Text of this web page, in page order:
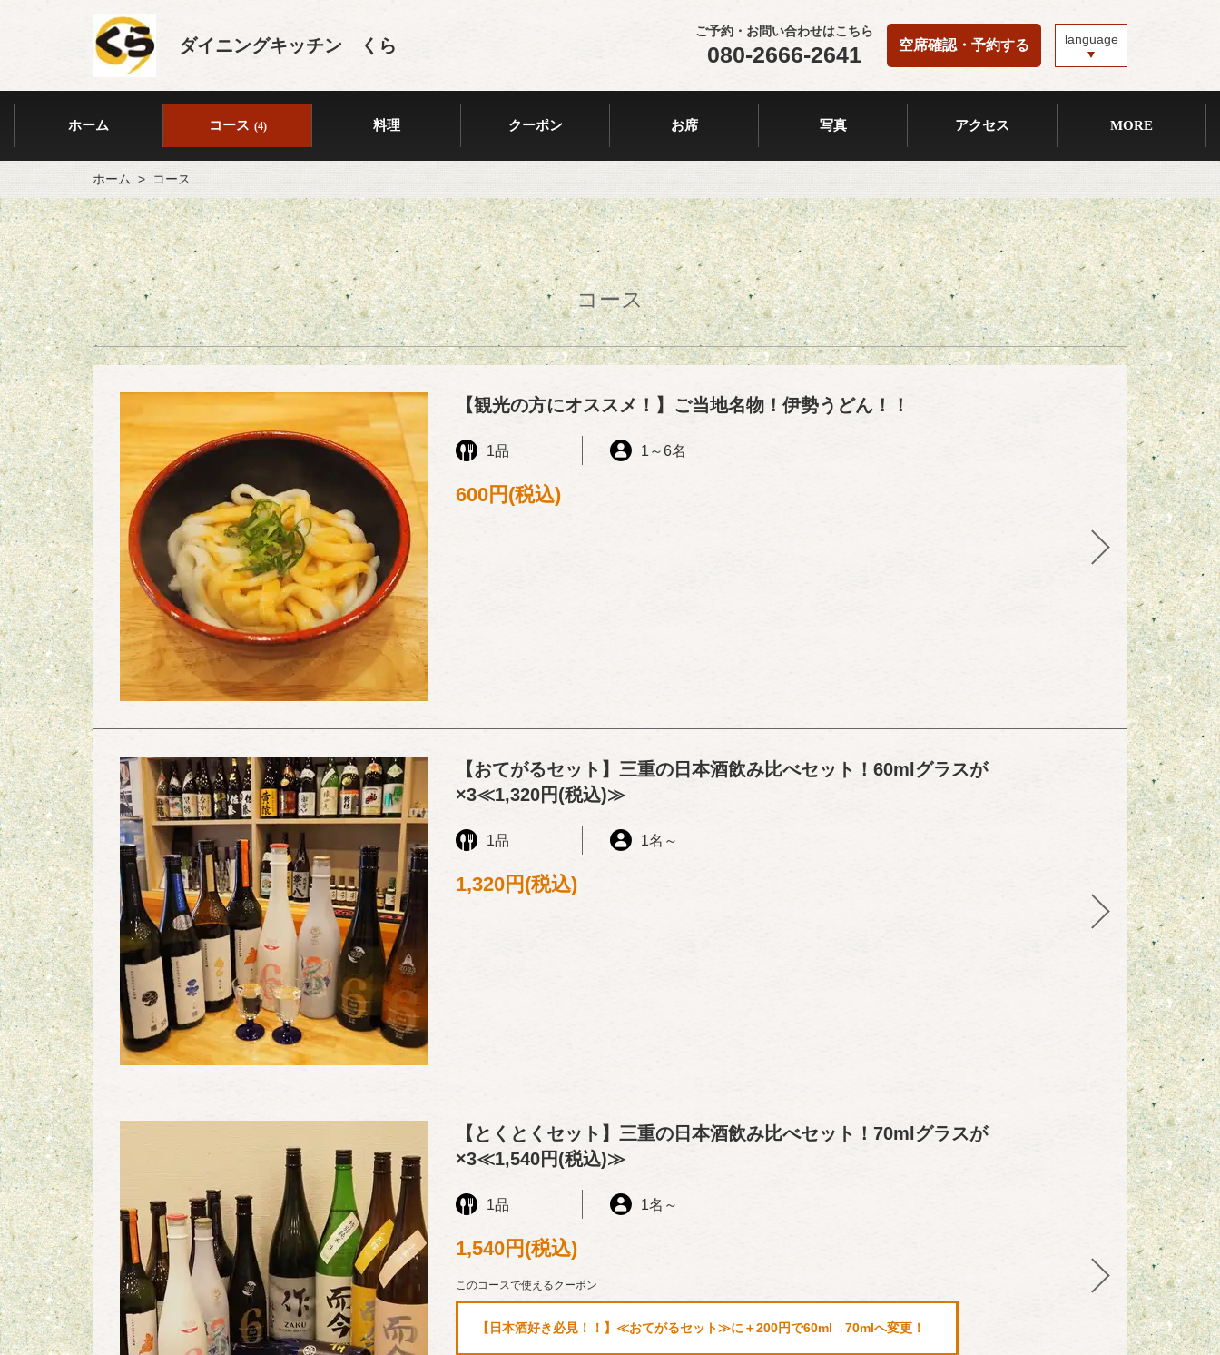
ダイニングキッチン くら
ご予約・お問い合わせはこちら
080-2666-2641 空席確認・予約する language
ホーム コース (4) 料理 クーポン お席 写真 アクセス MORE
ホーム コース
コース
【観光の方にオススメ！】ご当地名物！伊勢うどん！！
1品 1 ～6名
600円 (税込)
【おてがるセット】三重の日本酒飲み比べセット！60mlグラスが
×3≪1,320円(税込)≫
1品 1名 ～
1,320円 (税込)
【とくとくセット】三重の日本酒飲み比べセット！70mlグラスが
×3≪1,540円(税込)≫
1品 1名 ～
1,540円 (税込)
このコースで使えるクーポン
【日本酒好き必見！！】≪おてがるセット≫に＋200円で60ml→70mlへ変更！